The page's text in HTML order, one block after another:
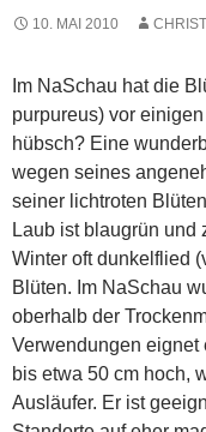
10. MAI 2010
Im NaSchau hat die
purpureus) vor
hübsch? Eine
wegen seines
seiner lichtroten
Laub ist blaugrün und
Winter oft dunkelflied
Blüten. Im NaSchau
oberhalb der
Verwendungen eignet
bis etwa 50 cm hoch,
Ausläufer. Er ist